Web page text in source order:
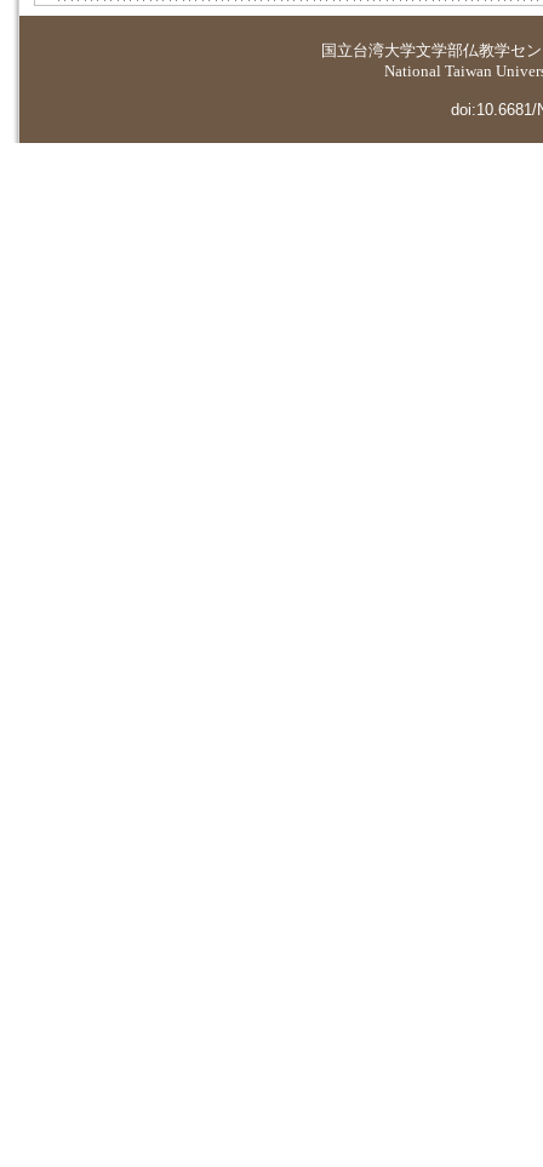
国立台湾大学文学部仏教学セ
National Taiwan
doi:10.6681/